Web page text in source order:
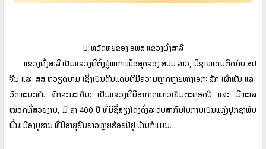
ປະຫວັດຫຍໍ້ຂອງອພສແຂວງຜົ້ງສາລີ
ແຂວງຜົ້ງສາລີເປັນແຂວງທີ່ຕັ້ງຢູ່ພາກເໜືອສຸດຂອງສປປລາວ,ມີຊາຍແດນຕິດກັບສປ
ຈີນ ແລະ ສສ ຫວຽດນາມ ເຊິ່ງເປັນດິນແດນທີ່ມີຄວາມຫຼາກຫຼາຍທາງເອກະລັກ ເຜົ່າພັນ ແລະ
ວັດທະນະທຳ. ລັກສະນະເດັ່ນ: ເປັນແຂວງທີ່ມີອາກາດໜາວເຢັນຕະຫຼອດປີ ແລະ ມີທະເລ
ໝອກທີ່ສວຍງານ, ມີຊາ 400ປີ ທີ່ມີຊື່ສຽງໂດ່ງດັ່ງລະດັບສາກົນໃນການເປັນແຫຼ່ງປູກຊາພັນ
ພື້ນເມືອງບູຮານທີ່ມີອາຍຸຍືນຍາວຫຼາຍຮ້ອຍປີຢູບ້ານກໍແມນ.